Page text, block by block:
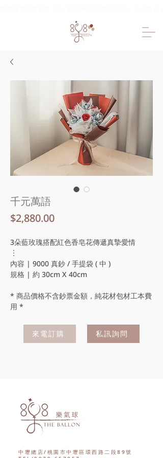
千元萬語
$2,880.00價
3朵藍玫瑰搭配紅色香皂花傳遞真摯愛情
︙
內容 | 9000 真鈔 / 手提袋 ( 中 )
規格 | 約 30cm X 40cm
* 商品價格不含鈔票金額，純花材包材工本費
用 *
來電訂購 私訊詢問
中壢總店/桃園市中壢區環西路二段89號